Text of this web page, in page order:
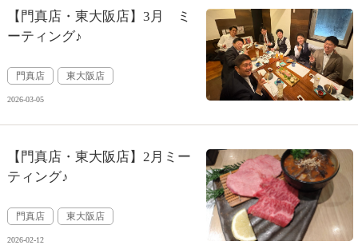
【門真店・東大阪店】3月 ミ
ーティング♪
門真店 東大阪店
2026-03-05
【門真店・東大阪店】2月ミー
ティング♪
門真店 東大阪店
2026-02-12